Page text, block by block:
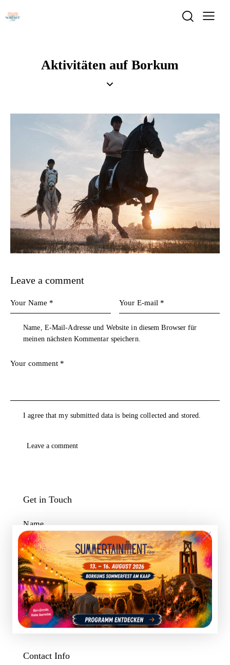
Aktivitäten auf Borkum
Leave a comment
Name, E-Mail-Adresse und Website in diesem Browser für
meinen nächsten Kommentar speichern.
I agree that my submitted data is beingcollected and stored
Get in Touch
I agree with the site’sprivacy policy.
Contact Info